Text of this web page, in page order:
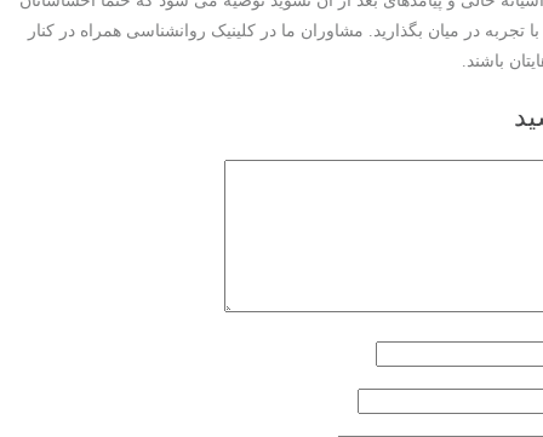
با تجربه در میان بگذارید. مشاوران ما در کلینیک روانشناسی همراه در کنار
باشند.